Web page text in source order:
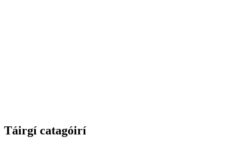
Táirgí catagóirí